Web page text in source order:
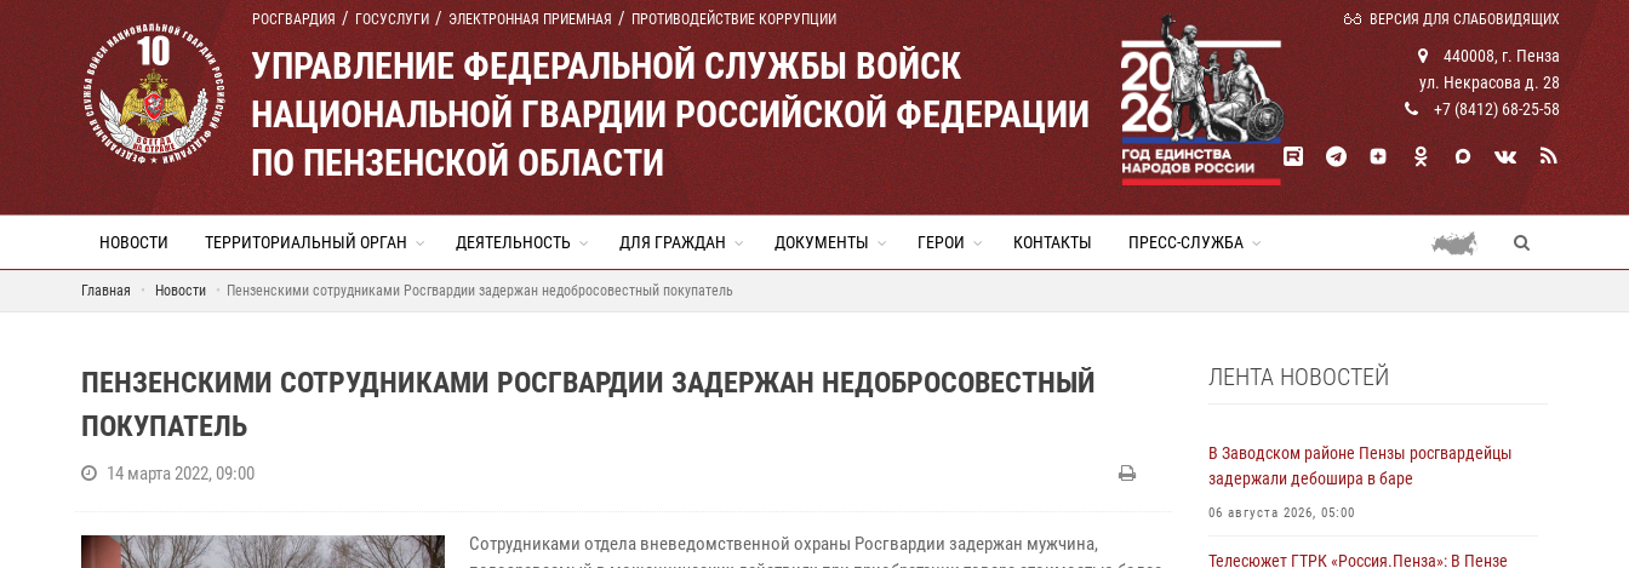
РОСГВАРДИЯ ГОСУСЛУГИ ЭЛЕКТРОННАЯ ПРИЕМНАЯ ПРОТИВОДЕЙСТВИЕ КОРРУПЦИИ ВЕРСИЯ ДЛЯ СЛАБОВИДЯЩИХ
УПРАВЛЕНИЕ ФЕДЕРАЛЬНОЙ СЛУЖБЫ ВОЙСК
НАЦИОНАЛЬНОЙ ГВАРДИИ РОССИЙСКОЙ ФЕДЕРАЦИИ
ПО ПЕНЗЕНСКОЙ ОБЛАСТИ
440008, г. Пенза
ул. Некрасова д. 28
+7 (8412) 68-25-58
НОВОСТИ ТЕРРИТОРИАЛЬНЫЙ ОРГАН ДЕЯТЕЛЬНОСТЬ ДЛЯ ГРАЖДАН ДОКУМЕНТЫ ГЕРОИ КОНТАКТЫ ПРЕСС-СЛУЖБА
Главная Новости Пензенскими сотрудниками Росгвардии задержан недобросовестный покупатель
ПЕНЗЕНСКИМИ СОТРУДНИКАМИ РОСГВАРДИИ ЗАДЕРЖАН НЕДОБРОСОВЕСТНЫЙ
ПОКУПАТЕЛЬ
14 марта 2022, 09:00
Сотрудниками отдела вневедомственной охраны Росгвардии задержан мужчина,
ЛЕНТА НОВОСТЕЙ
В Заводском районе Пензы росгвардейцы
задержали дебошира в баре
06 августа 2026, 05:00
Телесюжет ГТРК «Россия.Пенза»: В Пензе